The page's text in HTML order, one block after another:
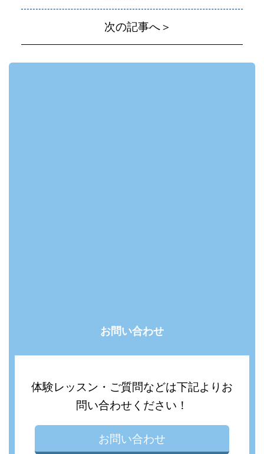
次の記事へ＞
お問い合わせ
体験レッスン・ご質問などは下記よりお
問い合わせください！
お問い合わせ